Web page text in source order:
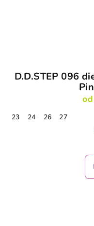
D.D.STEP 096
od
23 24 26
27